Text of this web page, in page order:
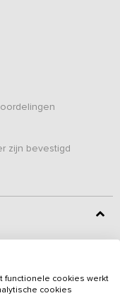
zijn bevestigd
tot 14 personen.
over 5 slaapkamers,
(overdekt)
functionele cookies werkt
cookies